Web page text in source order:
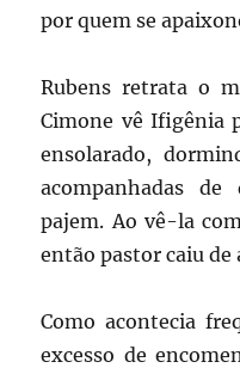
por quem se
Rubens retrata o
Cimone vê Ifigênia
ensolarado,
acompanhadas
pajem. Ao vê-la
então pastor caiu de
Como acontecia
excesso de